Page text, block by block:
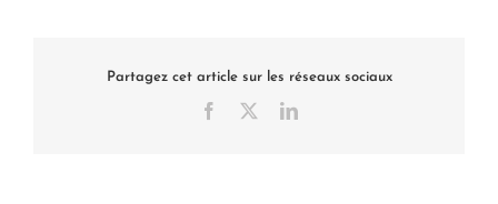
Partagez cet article sur les réseaux sociaux
Facebook LinkedIn